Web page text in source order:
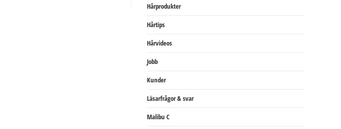
Hårprodukter
Hårtips
Hårvideos
Jobb
Kunder
Läsarfrågor & svar
Malibu C